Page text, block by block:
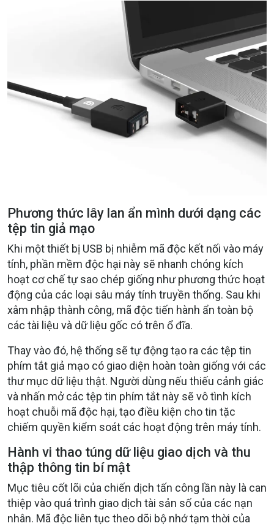
Phương thức lây lan ẩn mình dưới dạng các
tệp tin giả mạo
Khi một thiết bị USB bị nhiễm mã độc kết nối vào máy
tính, phần mềm độc hại này sẽ nhanh chóng kích
hoạt cơ chế tự sao chép giống như phương thức hoạt
động của các loại sâu máy tính truyền thống. Sau khi
xâm nhập thành công, mã độc tiến hành ẩn toàn bộ
các tài liệu và dữ liệu gốc có trên ổ đĩa.
Thay vào đó, hệ thống sẽ tự động tạo ra các tệp tin
phím tắt giả mạo có giao diện hoàn toàn giống với các
thư mục dữ liệu thật. Người dùng nếu thiếu cảnh giác
và nhấn mở các tệp tin phím tắt này sẽ vô tình kích
hoạt chuỗi mã độc hại, tạo điều kiện cho tin tặc
chiếm quyền kiểm soát các hoạt động trên máy tính.
Hành vi thao túng dữ liệu giao dịch và thu
thập thông tin bí mật
Mục tiêu cốt lõi của chiến dịch tấn công lần này là can
thiệp vào quá trình giao dịch tài sản số của các nạn
nhân. Mã độc liên tục theo dõi bộ nhớ tạm thời của